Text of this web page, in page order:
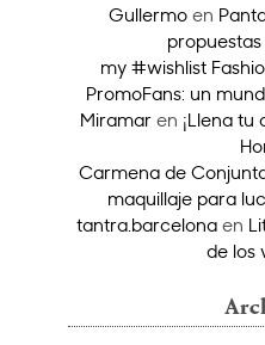
Gullermo en
my #wishlist
PromoFans: un
Miramar en ¡Llena
Carmena de
maquillaje para
tantra.barcelonaen
de los